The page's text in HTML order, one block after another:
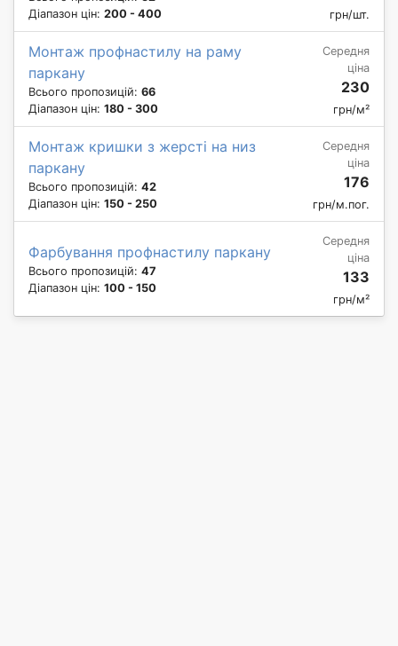
Діапазон цін: 200 - 400 грн/шт.
Монтаж профнастилу на раму
паркану
Всього пропозицій: 66
Діапазон цін: 180 - 300
Середня
ціна
230
грн/м²
Монтаж кришки з жерсті на низ
паркану
Всього пропозицій: 42
Діапазон цін: 150 - 250
Середня
ціна
176
грн/м.пог.
Фарбування профнастилу паркану
Всього пропозицій: 47
Діапазон цін: 100 - 150
Середня
ціна
133
грн/м²